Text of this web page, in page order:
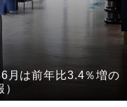
月は前年比3.4％増の